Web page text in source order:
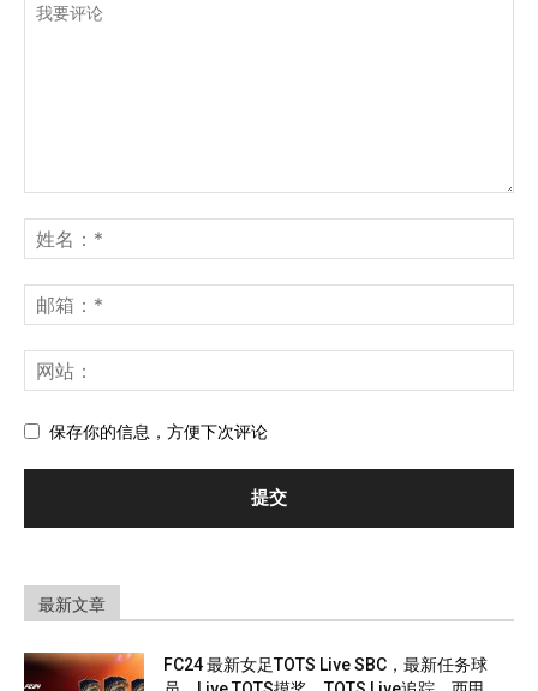
保存你的信息，方便下次评论
最新文章
FC24 最新女足TOTS Live SBC，最新任务球